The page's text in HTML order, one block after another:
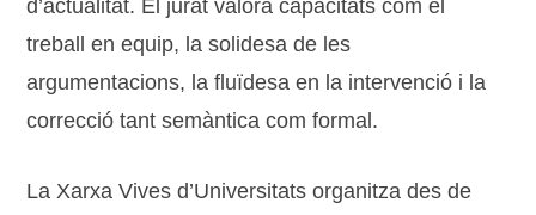
d’actualitat. El jurat valora capacitats com el
treball en equip, la solidesa de les
argumentacions, la fluïdesa en la intervenció i la
correcció tant semàntica com formal.
La Xarxa Vives d’Universitats organitza des de